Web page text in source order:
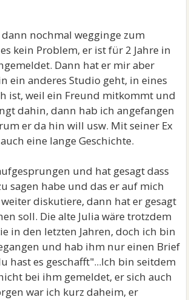
dann nochmal wegginge zum
kein Problem, er ist für 2 Jahre in
Dann hat er mir aber
ein anderes Studio geht, in eines
ist, weil ein Freund mitkommt und
dahin, dann hab ich angefangen
er da hin will usw. Mit seiner Ex
eine lange Geschichte.
und hat gesagt dass
sagen habe und das er auf mich
diskutiere, dann hat er gesagt
soll. Die alte Julia wäre trotzdem
in den letzten Jahren, doch ich bin
und hab ihm nur einen Brief
hast es geschafft"...Ich bin seitdem
bei ihm gemeldet, er sich auch
war ich kurz daheim, er